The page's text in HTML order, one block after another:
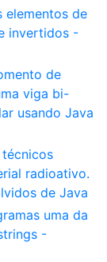
elementos de
invertidos -
de
viga bi-
usando Java
técnicos
radioativo.
de Java
uma da
-